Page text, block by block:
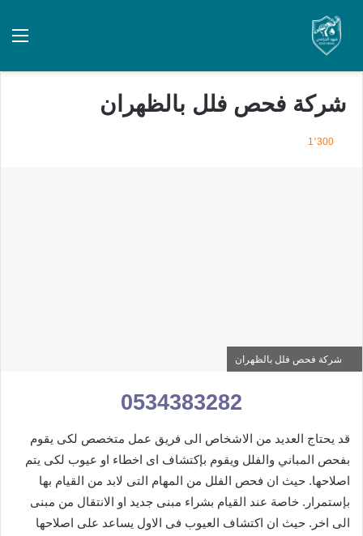
شركة فحص فلل بالظهران
1٬300
شركة فحص فلل بالظهران
0534383282
قد يحتاج العديد من الاشخاص الى فريق عمل متخصص لكى يقوم
بفحص المباني والفلل ويقوم بإكتشاف اى اخطاء او عيوب لكى يتم
اصلاحها. حيث ان فحص الفلل من المهام التى لابد من القيام بها
بإستمرار. خاصة عند القيام بشراء مبنى جديد او الانتقال من مبنى
الى اخر. حيث ان اكتشاف العيوب فى الاول يساعد على اصلاحها